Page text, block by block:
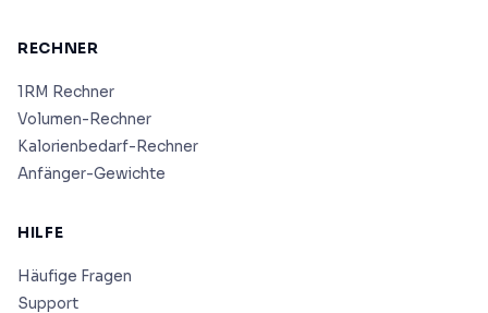
RECHNER
1RM Rechner
Volumen-Rechner
Kalorienbedarf-Rechner
Anfänger-Gewichte
HILFE
Häufige Fragen
Support